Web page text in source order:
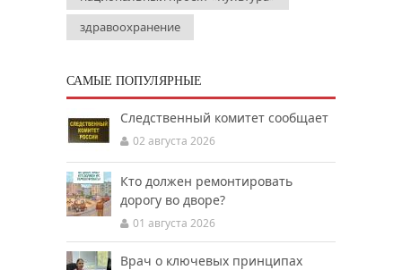
здравоохранение
САМЫЕ ПОПУЛЯРНЫЕ
Следственный комитет сообщает
02 августа 2026
Кто должен ремонтировать
дорогу во дворе?
01 августа 2026
Врач о ключевых принципах